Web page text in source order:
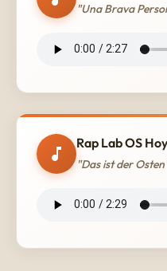
"Una Brava
Rap Lab OS
"Das ist der